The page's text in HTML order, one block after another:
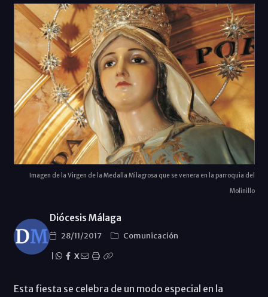
Imagen de la Virgen de la Medalla Milagrosa que se venera en la parroquia del
Molinillo
Diócesis Málaga
28/11/2017
Comunicación
X
Esta fiesta se celebra de un modo especial en la